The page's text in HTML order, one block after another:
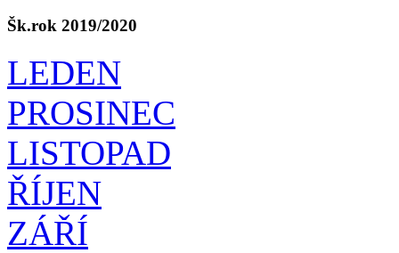
Šk.rok 2019/2020
LEDEN
PROSINEC
LISTOPAD
ŘÍJEN
ZÁŘÍ